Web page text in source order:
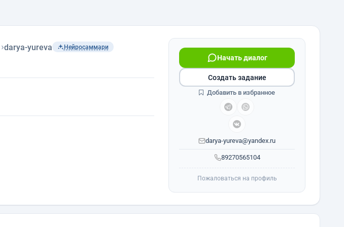
›darya-yureva Нейросаммари
89270565104
Начать диалог
darya-yureva@yandex.ru
Создать задание
Добавить в избранное
Пожаловаться на профиль